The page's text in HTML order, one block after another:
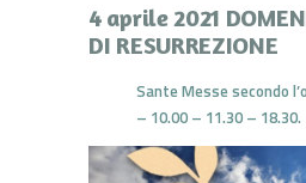
4 aprile 2021
DI RESURREZIONE
Sante Messe secondo
– 10.00 – 11.30 – 18.30.